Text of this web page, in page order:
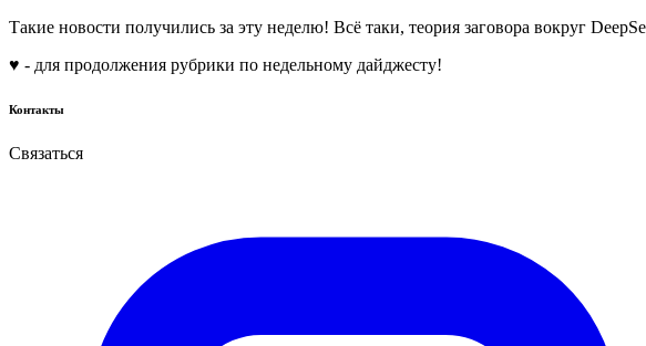
Такие новости получились за эту неделю! Всё таки, теория заговора вокруг
♥️ - для продолжения рубрики по недельному дайджесту!
Контакты
Связаться